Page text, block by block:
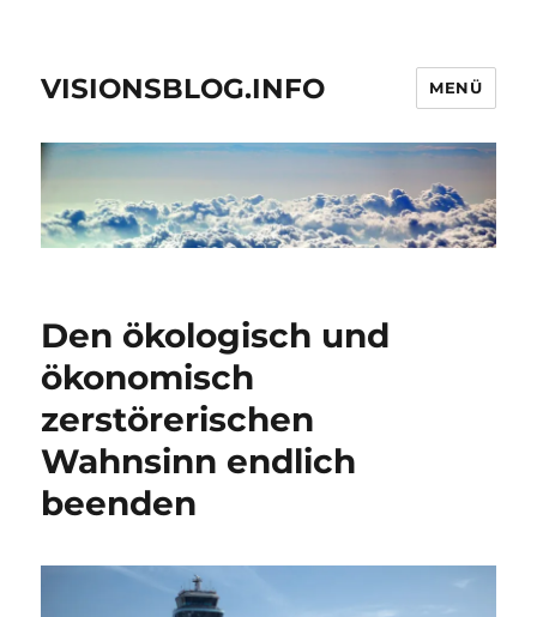
VISIONSBLOG.INFO MENÜ
Den ökologisch und
ökonomisch
zerstörerischen
Wahnsinn endlich
beenden